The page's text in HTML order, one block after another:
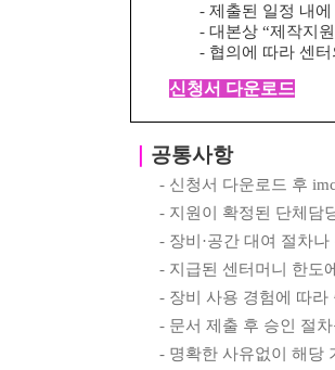
- 제출된 일정 내에
- 대본상 “제작지
- 협의에 따라 센
신청서 다운로드
공통사항
- 신청서 다운로드 후
- 지원이 확정된 단체담
- 장비 ·공간 대여 절차나
- 지급된 센터머니 한도
- 장비 사용 경험에 따라
- 문서 제출 후 승인 절
- 명확한 사유없이 해당